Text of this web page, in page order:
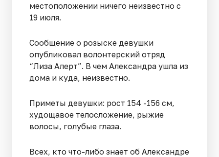
местоположении ничего неизвестно с
19 июля.
Сообщение о розыске девушки
опубликовал волонтерский отряд
“Лиза Алерт”. В чем Александра ушла из
дома и куда, неизвестно.
Приметы девушки: рост 154 -156 см,
худощавое телосложение, рыжие
волосы, голубые глаза.
Всех, кто что-либо знает об Александре